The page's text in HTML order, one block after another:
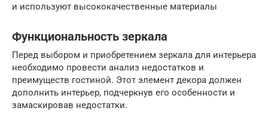
и используют высококачественные материалы
Функциональность зеркала
Перед выбором и приобретением зеркала для интерьера
необходимо провести анализ недостатков и
преимуществ гостиной. Этот элемент декора должен
дополнить интерьер, подчеркнув его особенности и
замаскировав недостатки.